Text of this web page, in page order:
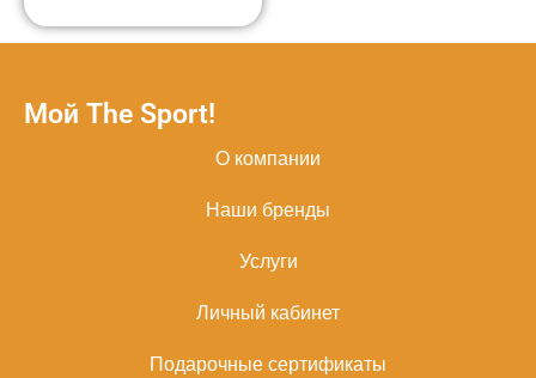
Мой The Sport!
О компании
Наши бренды
Услуги
Личный кабинет
Подарочные сертификаты